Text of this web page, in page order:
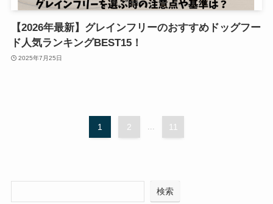
【2026年最新】グレインフリーのおすすめドッグフー
ド人気ランキングBEST15！
2025年7月25日
1 2 ... 11
検索